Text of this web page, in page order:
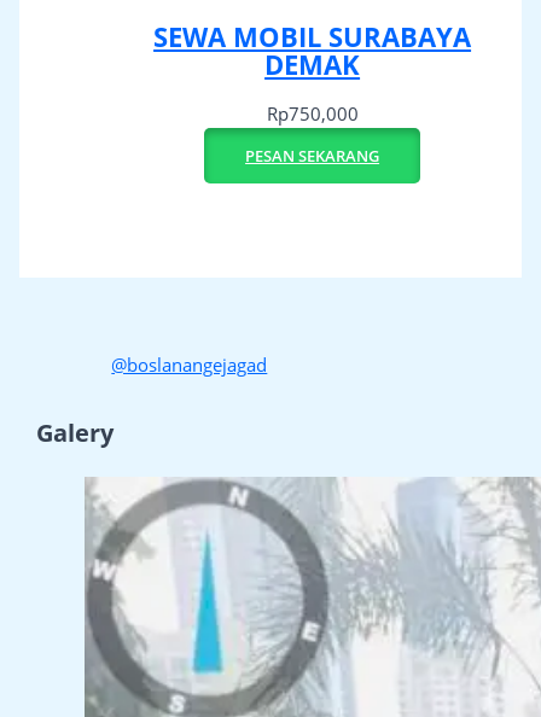
SEWA MOBIL SURABAYA
DEMAK
Rp750,000
PESAN SEKARANG
@boslanangejagad
Galery